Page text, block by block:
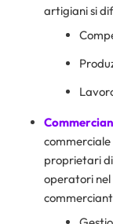
artigiani si
commerciale
proprietari
operatori nel